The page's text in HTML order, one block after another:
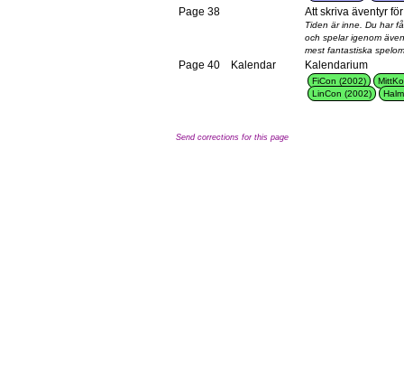
Page 38 Att skriva äventyr
Tiden är inne. Du har
och spelar igenom
mest fantastiska
Page 40 Kalendar Kalendarium
FiCon (2002)
LinCon (2002)
Send corrections for this page